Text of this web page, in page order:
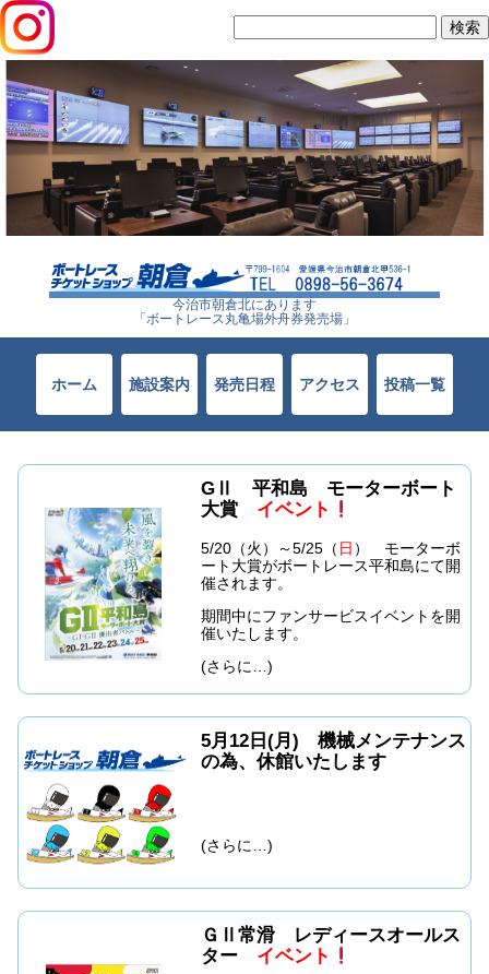
索:
今治市朝倉北にあります
「ボートレース丸亀場外舟券発売場」
ホーム 施設案内 発売日程 アクセス 投稿一覧
GⅡ 平和島 モーターボート
大賞 イベント
5/20（火）～5/25（ 日 ） モーターボ
ート大賞がボートレース平和島にて開
催されます。
期間中にファンサービスイベントを開
催いたします。
(さらに…)
5月12日(月) 機械メンテナンス
の為、休館いたします
(さらに…)
ＧⅡ常滑 レディースオールス
ター イベント